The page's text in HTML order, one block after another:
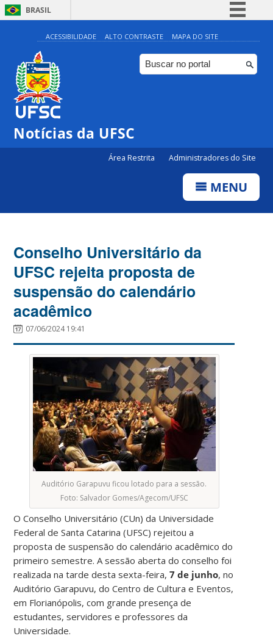
BRASIL
Simplifique!
Comunica BR
Participe
ACESSIBILIDADE ALTO CONTRASTE MAPA DO SITE
Notícias da UFSC
Área Restrita Administradores do Site
MENU
Conselho Universitário da
UFSC rejeita proposta de
suspensão do calendário
acadêmico
07/06/2024 19:41
Auditório Garapuvu ficou lotado para a sessão.
Foto: Salvador Gomes/Agecom/UFSC
O Conselho Universitário (CUn) da Universidade
Federal de Santa Catarina (UFSC) rejeitou a
proposta de suspensão do calendário acadêmico do
primeiro semestre. A sessão aberta do conselho foi
realizada na tarde desta sexta-feira,7 de junho, no
Auditório Garapuvu, do Centro de Cultura e Eventos,
em Florianópolis, com grande presença de
estudantes, servidores e professores da
Universidade.